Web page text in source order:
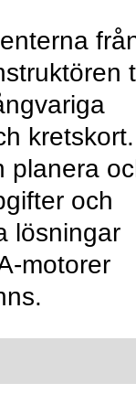
kretskort.
planera
och
lösningar
motorer